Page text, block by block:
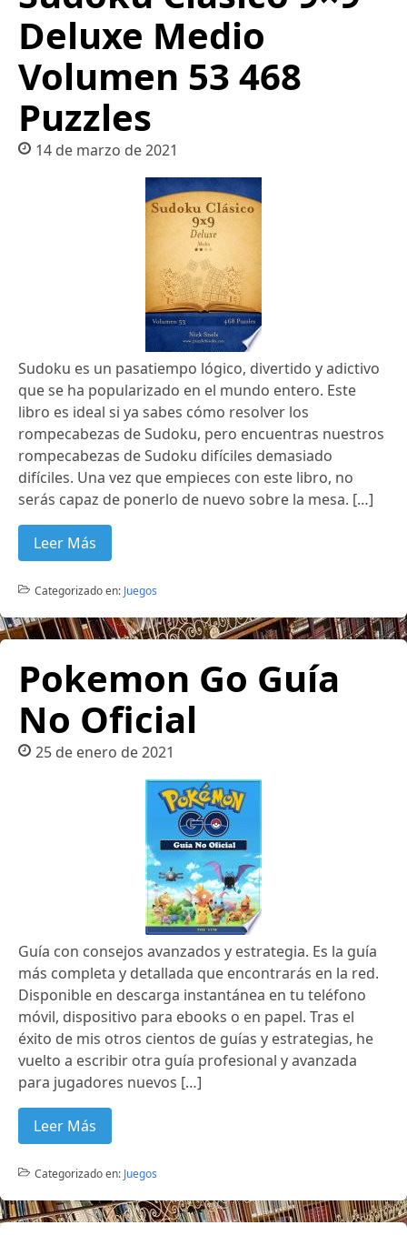
Deluxe Medio
Volumen 53 468
Puzzles
14 de marzo de 2021
Sudoku es un pasatiempo lógico, divertido y adictivo
que se ha popularizado en el mundo entero. Este
libro es ideal si ya sabes cómo resolver los
rompecabezas de Sudoku, pero encuentras nuestros
rompecabezas de Sudoku difíciles demasiado
difíciles. Una vez que empieces con este libro, no
serás capaz de ponerlo de nuevo sobre la mesa. […]
Leer Más
Categorizado en: Juegos
Pokemon Go Guía
No Oficial
25 de enero de 2021
Guía con consejos avanzados y estrategia. Es la guía
más completa y detallada que encontrarás en la red.
Disponible en descarga instantánea en tu teléfono
móvil, dispositivo para ebooks o en papel. Tras el
éxito de mis otros cientos de guías y estrategias, he
vuelto a escribir otra guía profesional y avanzada
para jugadores nuevos […]
Leer Más
Categorizado en: Juegos